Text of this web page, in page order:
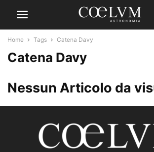
Home Tags Catena Davy
Catena Davy
Nessun Articolo da